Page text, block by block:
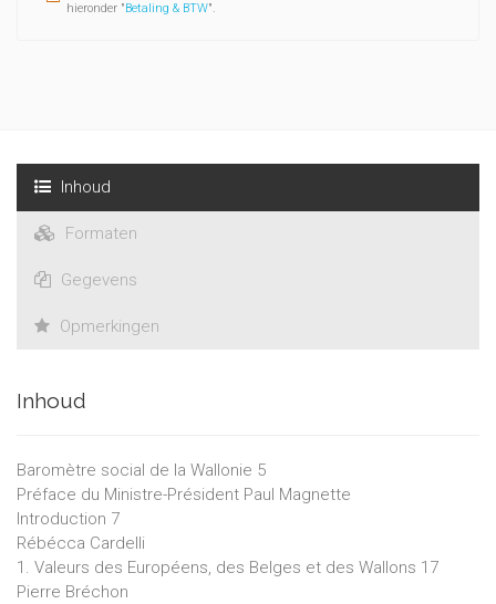
hieronder "Betaling & BTW".
Inhoud
Formaten
Gegevens
Opmerkingen
Inhoud
Baromètre social de la Wallonie 5
Préface du Ministre-Président Paul Magnette
Introduction 7
Rébécca Cardelli
1. Valeurs des Européens, des Belges et des Wallons 17
Pierre Bréchon